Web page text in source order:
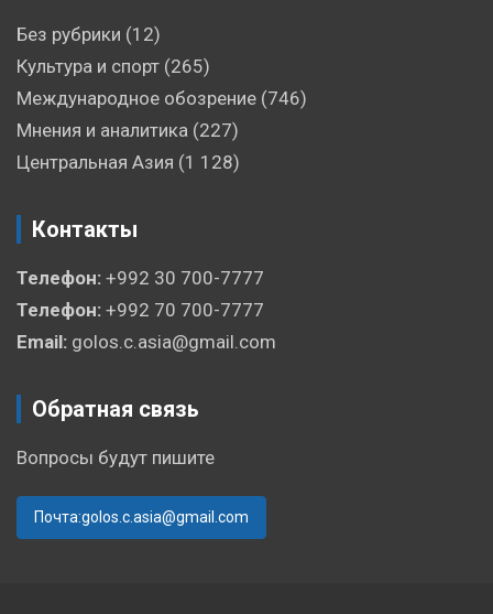
Без рубрики (12)
Культура и спорт (265)
Международное обозрение (746)
Мнения и аналитика (227)
Центральная Азия (1 128)
Контакты
Телефон: +992 30 700-7777
Телефон: +992 70 700-7777
Email: golos.c.asia@gmail.com
Обратная связь
Вопросы будут пишите
Почта:golos.c.asia@gmail.com